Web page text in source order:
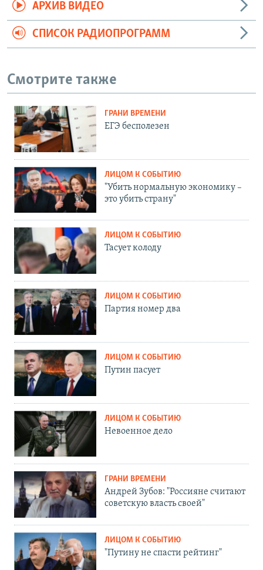
АРХИВ ВИДЕО
СПИСОК РАДИОПРОГРАММ
Смотрите также
ГРАНИ ВРЕМЕНИ
ЕГЭ бесполезен
ЛИЦОМ К СОБЫТИЮ
"Убить нормальную экономику –
это убить страну"
ЛИЦОМ К СОБЫТИЮ
Тасует колоду
ЛИЦОМ К СОБЫТИЮ
Партия номер два
ЛИЦОМ К СОБЫТИЮ
Путин пасует
ЛИЦОМ К СОБЫТИЮ
Невоенное дело
ГРАНИ ВРЕМЕНИ
Андрей Зубов: "Россияне считают
советскую власть своей"
ЛИЦОМ К СОБЫТИЮ
"Путину не спасти рейтинг"